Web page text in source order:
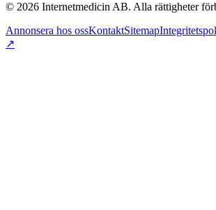
© 2026 Internetmedicin AB. Alla rättigheter
Annonsera hos ossKontaktSitemap
↗